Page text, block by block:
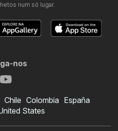
num só lugar.
nos
Chile Colombia España
States